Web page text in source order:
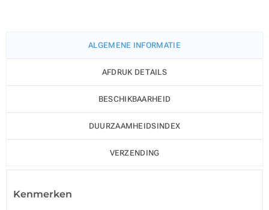
ALGEMENE INFORMATIE
AFDRUK DETAILS
BESCHIKBAARHEID
DUURZAAMHEIDSINDEX
VERZENDING
Kenmerken